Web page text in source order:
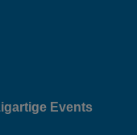
Events